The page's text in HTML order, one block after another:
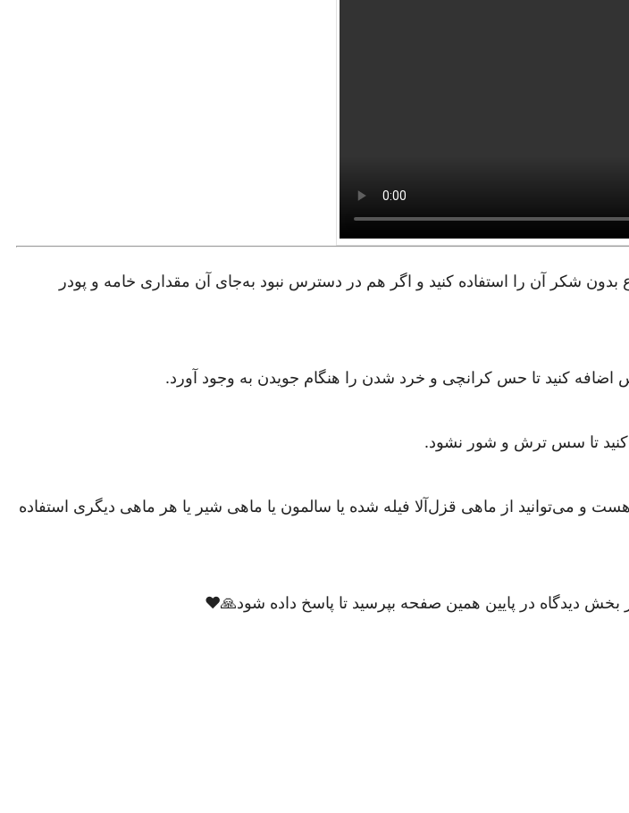
شکر آن را استفاده کنید و اگر هم در دسترس نبود به‌جای آن مقداری خامه و پودر
کنید تا حس کرانچی و خرد شدن را هنگام جویدن به وجود آورد.
کنید تا سس ترش و شور نشود.
و می‌توانید از ماهی قزل‌آلا فیله شده یا سالمون یا ماهی شیر یا هر ماهی دیگری استفاده
دیدگاه در پایین همین صفحه بپرسید تا پاسخ داده شود🙏❤️